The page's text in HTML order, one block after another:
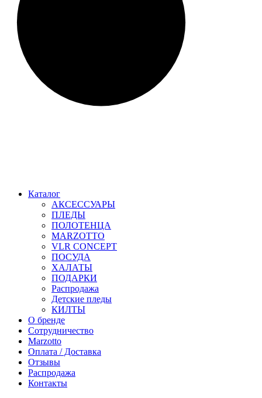
Каталог
АКСЕССУАРЫ
ПЛЕДЫ
ПОЛОТЕНЦА
MARZOTTO
VLR CONCEPT
ПОСУДА
ХАЛАТЫ
ПОДАРКИ
Распродажа
Детские пледы
КИЛТЫ
О бренде
Сотрудничество
Marzotto
Оплата / Доставка
Отзывы
Распродажа
Контакты